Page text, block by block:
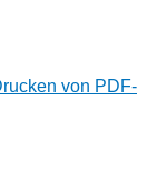
von PDF-